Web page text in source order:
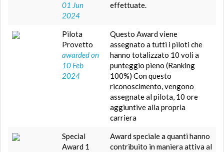
01 Jun
2024
effettuate.
Pilota
Provetto
awarded on
10 Feb
2024
Questo Award viene
assegnato a tutti i piloti che
hanno totalizzato 10 voli a
punteggio pieno (Ranking
100%) Con questo
riconoscimento, vengono
assegnate al pilota, 10 ore
aggiuntive alla propria
carriera
Special
Award 1
Award speciale a quanti hanno
contribuito in maniera attiva al